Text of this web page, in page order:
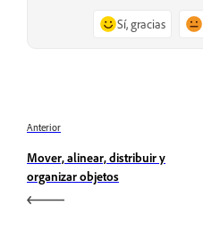
Sí, gracias
Anterior
Mover, alinear, distribuir y
organizar objetos